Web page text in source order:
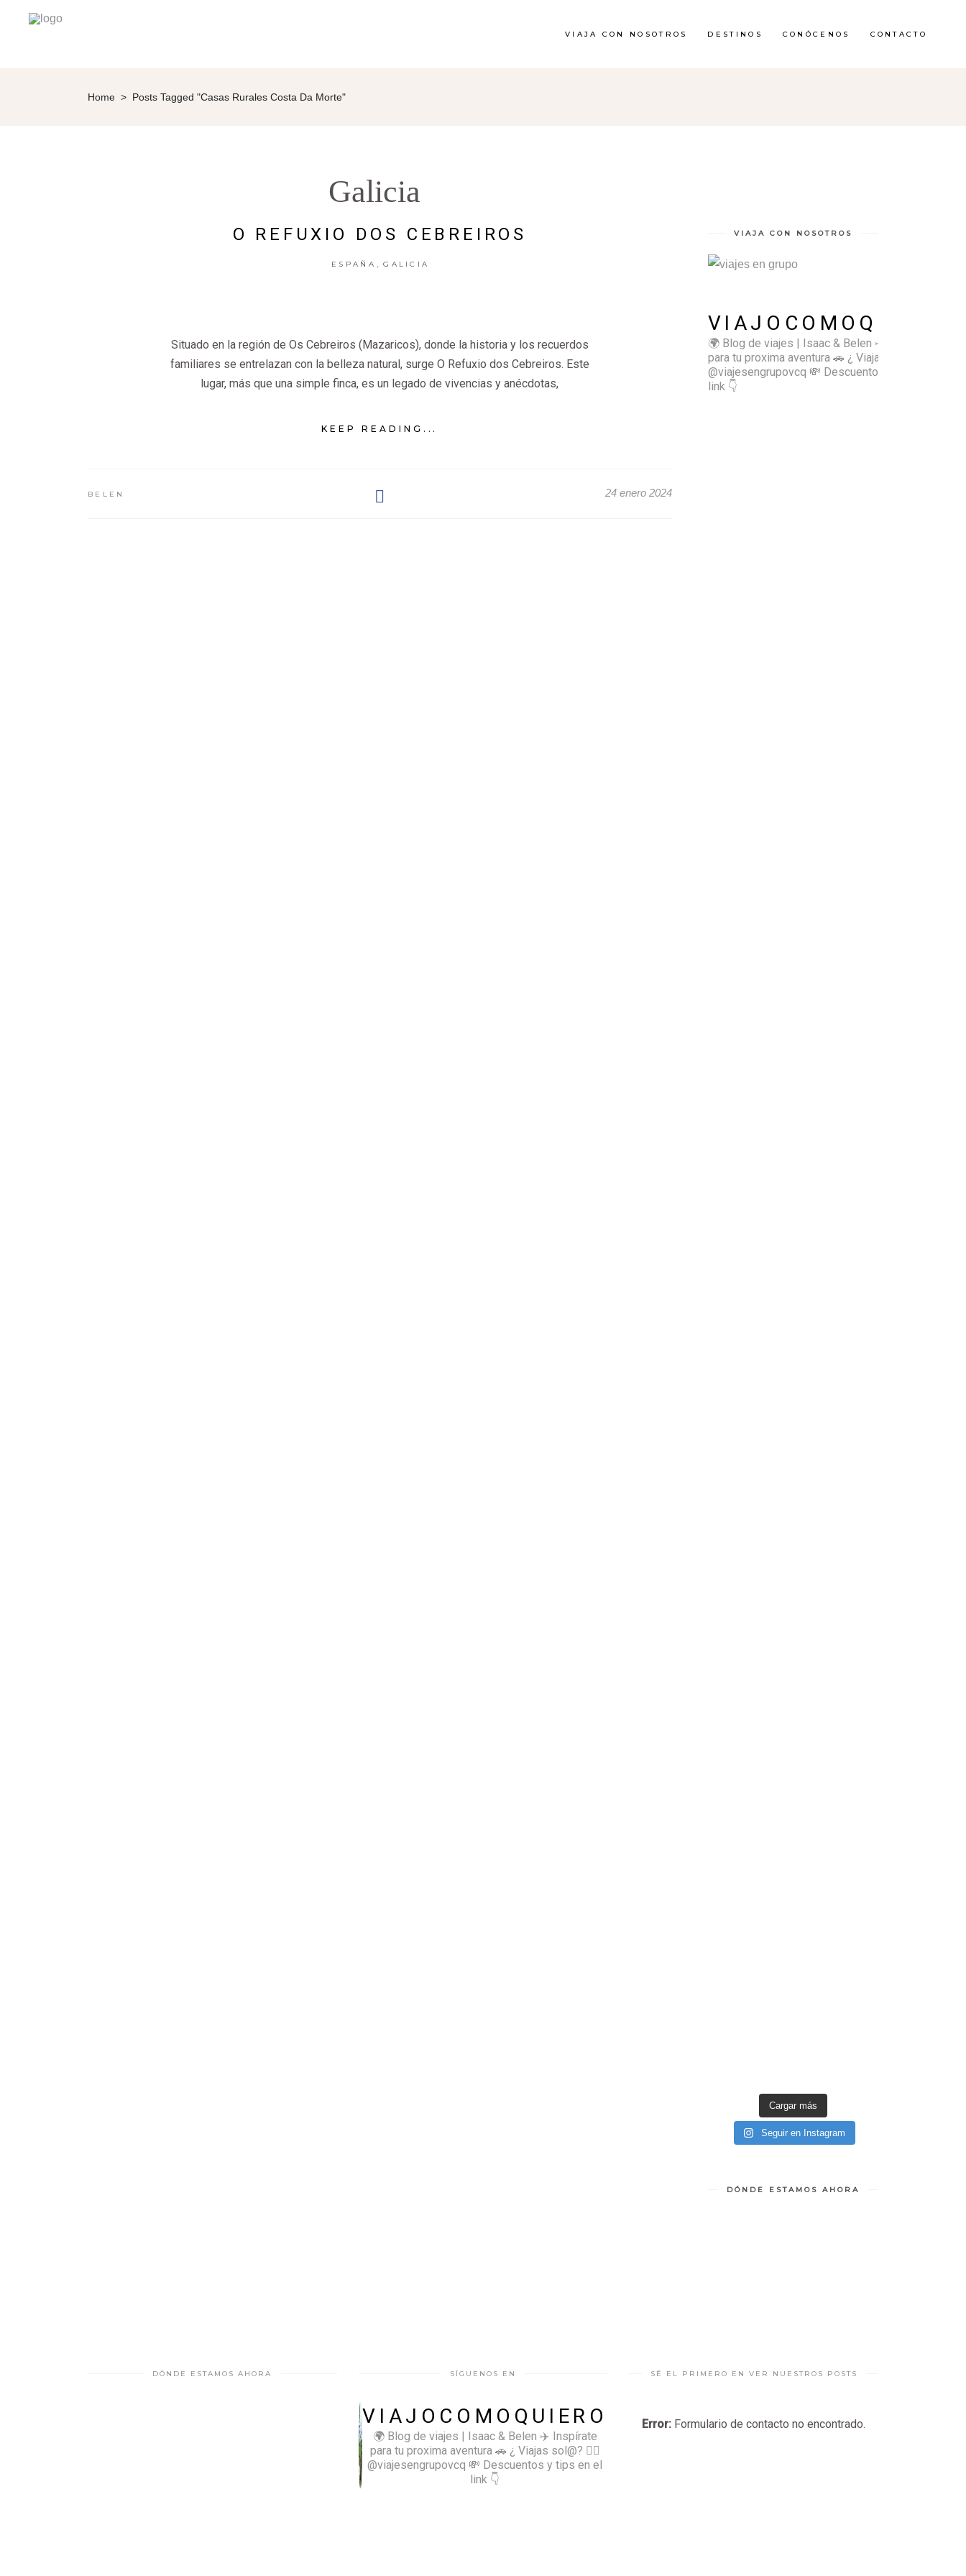
VIAJA CON NOSOTROS DESTINOS CONÓCENOS CONTACTO
Home > Posts Tagged "Casas Rurales Costa Da Morte"
Galicia
O REFUXIO DOS CEBREIROS
ESPAÑA GALICIA
Situado en la región de Os Cebreiros (Mazaricos), donde la historia y los recuerdos
familiares se entrelazan con la belleza natural, surge O Refuxio dos Cebreiros. Este
lugar, más que una simple finca, es un legado de vivencias y anécdotas,
KEEP READING...
BELEN 24 enero 2024
VIAJA CON NOSOTROS
VIAJOCOMOQUIERO
🌍 Blog de viajes | Isaac & Belen ✈️ Inspírate
para tu proxima aventura 🚗 ¿ Viajas sol@? 👉🏻
@viajesengrupovcq 💸 Descuentos y tips en el
link 👇
Cargar más
Seguir en Instagram
DÓNDE ESTAMOS AHORA
DÓNDE ESTAMOS AHORA SÍGUENOS EN
VIAJOCOMOQUIERO
🌍 Blog de viajes | Isaac & Belen ✈️ Inspírate
para tu proxima aventura 🚗 ¿ Viajas sol@? 👉🏻
@viajesengrupovcq 💸 Descuentos y tips en el
link 👇
SÉ EL PRIMERO EN VER NUESTROS POSTS
Error: Formulario de contacto no encontrado.